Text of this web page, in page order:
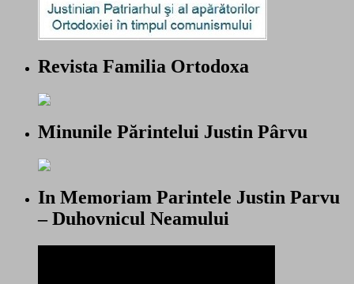
Revista Familia Ortodoxa
Minunile Părintelui Justin Pârvu
In Memoriam Parintele Justin Parvu
– Duhovnicul Neamului